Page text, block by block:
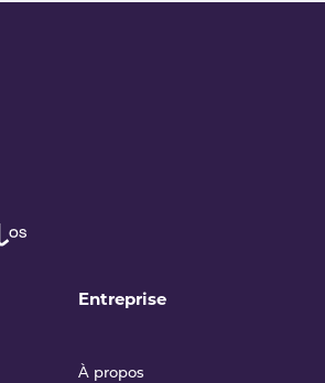
Entreprise
À propos